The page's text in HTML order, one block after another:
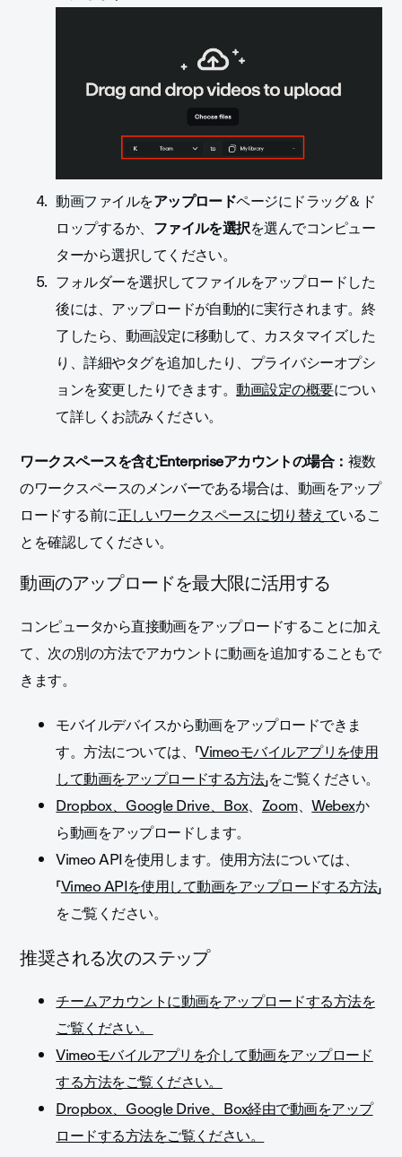
動画ファイルをアップロードページにドラッグ＆ド
ロップするか、 ファイルを選択を選んでコンピュー
ターから選択してください。
フォルダーを選択してファイルをアップロードした
後には、アップロードが自動的に実行されます。終
了したら、動画設定に移動して、カスタマイズした
り、詳細やタグを追加したり、プライバシーオプシ
ョンを変更したりできます。動画設定の概要につい
て詳しくお読みください。
ワークスペースを含むEnterpriseアカウントの場合： 複数
のワークスペースのメンバーである場合は、動画をアップ
ロードする前に正しいワークスペースに切り替えているこ
とを確認してください。
動画のアップロードを最大限に活用する
コンピュータから直接動画をアップロードすることに加え
て、次の別の方法でアカウントに動画を追加することもで
きます。
モバイルデバイスから動画をアップロードできま
す。方法については、「Vimeoモバイルアプリを使用
して動画をアップロードする方法」をご覧ください。
Dropbox、Google Drive、Box、 Zoom、Webexか
ら動画をアップロードします。
Vimeo APIを使用します。使用方法については、
「Vimeo APIを使用して動画をアップロードする方法」
をご覧ください。
推奨される次のステップ
チームアカウントに動画をアップロードする方法を
ご覧ください。
Vimeoモバイルアプリを介して動画をアップロード
する方法をご覧ください。
Dropbox、Google Drive、Box経由で動画をアップ
ロードする方法をご覧ください。